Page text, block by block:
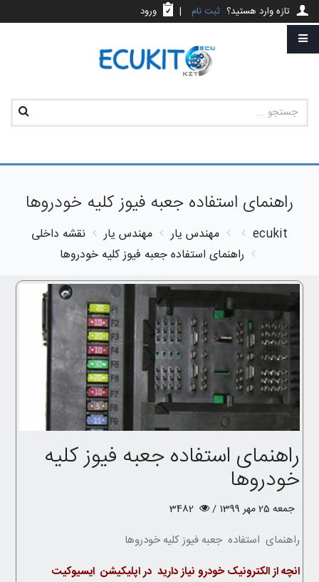
تازه وارد هستید؟ ثبت نام | ورود
راهنمای استفاده جعبه فیوز کلیه خودروها
ecukit مهندس یار مهندس یار
نقشه داخلی
راهنمای استفاده جعبه فیوز کلیه خودروها
راهنمای استفاده جعبه فیوز کلیه
خودروها
جمعه 25 مهر 1399 /
راهنمای استفاده جعبه فیوز کلیه خودروها
انچه از الکترونیک خودرو نیاز دارید در اپلیکیشن ایسیوکیت